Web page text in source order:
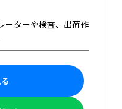
ーターや検査、出荷作